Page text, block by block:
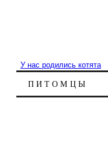
У нас родились котята
ПИТОМЦЫ